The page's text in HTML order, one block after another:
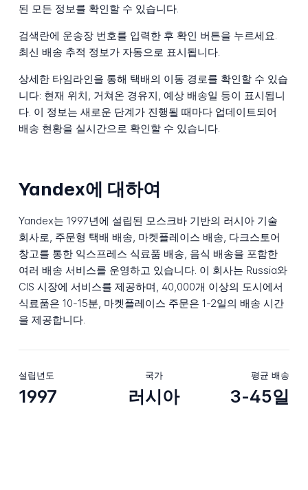
된 모든 정보를 확인할 수 있습니다.
검색란에 운송장 번호를 입력한 후 확인 버튼을 누르세요.
최신 배송 추적 정보가 자동으로 표시됩니다.
상세한 타임라인을 통해 택배의 이동 경로를 확인할 수 있습
니다: 현재 위치, 거쳐온 경유지, 예상 배송일 등이 표시됩니
다. 이 정보는 새로운 단계가 진행될 때마다 업데이트되어
배송 현황을 실시간으로 확인할 수 있습니다.
Yandex에 대하여
Yandex는 1997년에 설립된 모스크바 기반의 러시아 기술
회사로, 주문형 택배 배송, 마켓플레이스 배송, 다크스토어
창고를 통한 익스프레스 식료품 배송, 음식 배송을 포함한
여러 배송 서비스를 운영하고 있습니다. 이 회사는 Russia와
CIS 시장에 서비스를 제공하며, 40,000개 이상의 도시에서
식료품은 10-15분, 마켓플레이스 주문은 1-2일의 배송 시간
을 제공합니다.
설립년도
1997
국가
러시아
평균 배송
3-45일